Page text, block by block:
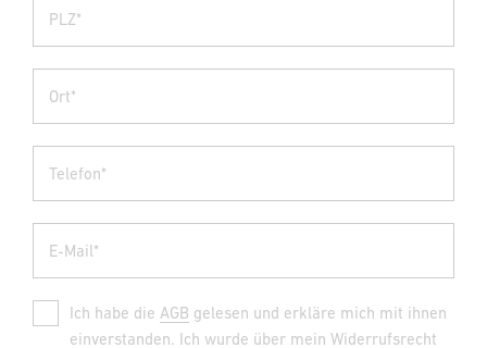
PLZ*
Ort*
Telefon*
E-Mail*
Ich habe die AGB gelesen und erkläre mich mit ihnen
einverstanden. Ich wurde über mein Widerrufsrecht